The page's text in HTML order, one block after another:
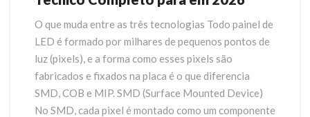
vs
MIP
LED:
Guia
Técnico
Completo
O que muda entre as três tecnologias Todo painel de
LED é formado por milhares de pequenos pontos de
luz (pixels), e a forma como esses pixels são
fabricados e fixados na placa é o que diferencia
SMD, COB e MIP. SMD (Surface Mounted Device)
No SMD, cada pixel é montado como um componente